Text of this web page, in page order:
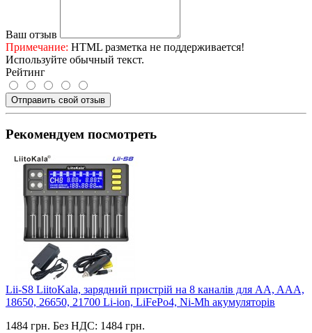
Ваш отзыв
Примечание: HTML разметка не поддерживается!
Используйте обычный текст.
Рейтинг
Отправить свой отзыв
Рекомендуем посмотреть
Lii-S8 LiitoKala, зарядний пристрій на 8 каналів для AA, AAA,
18650, 26650, 21700 Li-ion, LiFePo4, Ni-Mh акумуляторів
1484 грн. Без НДС: 1484 грн.